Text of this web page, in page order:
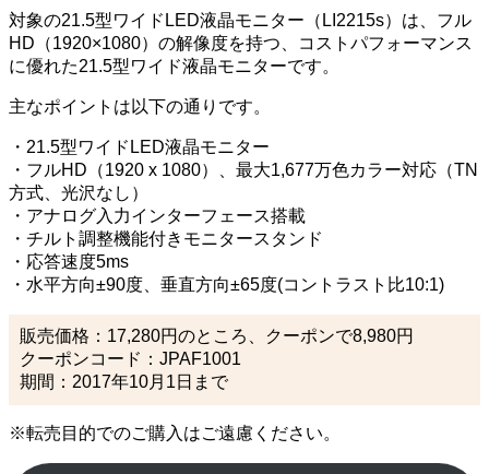
対象の21.5型ワイドLED液晶モニター（LI2215s）は、フル
HD（1920×1080）の解像度を持つ、コストパフォーマンス
に優れた21.5型ワイド液晶モニターです。
主なポイントは以下の通りです。
・21.5型ワイドLED液晶モニター
・フルHD（1920 x 1080）、最大1,677万色カラー対応（TN
方式、光沢なし）
・アナログ入力インターフェース搭載
・チルト調整機能付きモニタースタンド
・応答速度5ms
・水平方向±90度、垂直方向±65度(コントラスト比10:1)
販売価格：17,280円のところ、クーポンで8,980円
クーポンコード：JPAF1001
期間：2017年10月1日まで
※転売目的でのご購入はご遠慮ください。